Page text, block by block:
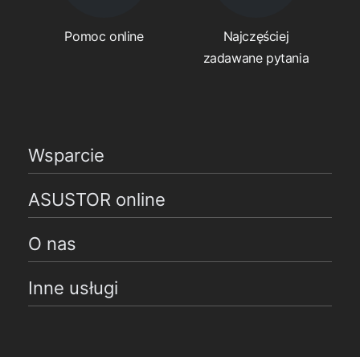
Pomoc online
Najczęściej
zadawane pytania
Wsparcie
ASUSTOR online
O nas
Inne usługi